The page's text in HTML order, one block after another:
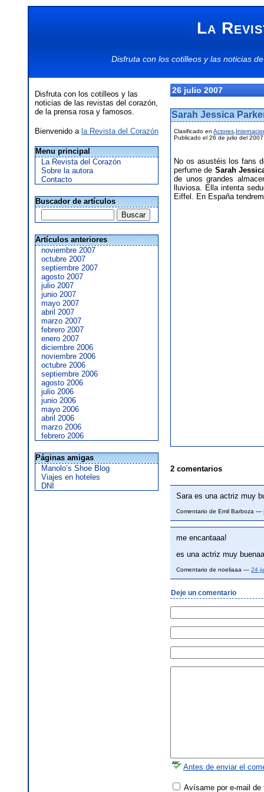
La
Disfruta con los cotilleosy las noticias
Disfruta con los cotilleos y las
noticias de las revistas del corazón,
de la prensa rosa y famosos.
Bienvenido a la Revista del Corazón
Menu principal
La Revista del Corazón
Sobre la autora
Contacto
Buscador de artículos
Artículos anteriores
noviembre 2007
octubre 2007
septiembre 2007
agosto 2007
julio 2007
junio 2007
mayo 2007
abril 2007
marzo 2007
febrero 2007
enero 2007
diciembre 2006
noviembre 2006
octubre 2006
septiembre 2006
agosto 2006
julio 2006
junio 2006
mayo 2006
abril 2006
marzo 2006
febrero 2006
Páginas amigas
Manolo’s Shoe Blog
Viajes en hoteles
DNI
26 julio 2007
Sarah Jessica
Clasificado en Actores
Publicado el 26 de julio del 2007
No os asustéis los fans
perfume de Sarah
de unos grandes
lluviosa. Ella intenta
Eiffel. En España
2 comentarios
Sara es una actriz muy
Comentario de Emil Barboza —
me encantaaa!
es una actriz muy
Comentario de noeliaaa — 24
Deje un comentario
Antes de enviar el
Avísame por e-mail de